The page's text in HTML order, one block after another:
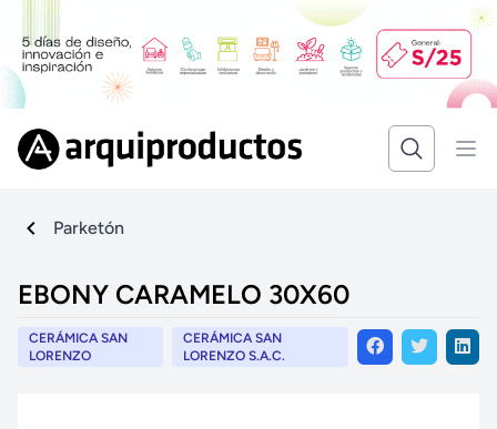
Parketón
EBONY CARAMELO 30X60
CERÁMICA SAN
LORENZO
CERÁMICA SAN
LORENZO S.A.C.